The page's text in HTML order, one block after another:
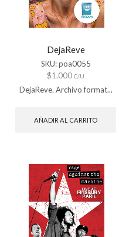
DejaReve
SKU:poa0055
$1.000 C/U
DejaReve. Archivo format...
AÑADIR AL CARRITO